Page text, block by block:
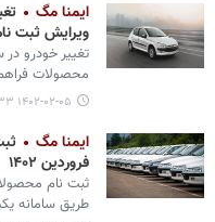
ایمنا مگ
ویرایش ثبت نام
تغییر خودرو در
محصولات
۱۴۰۲-۰۲-۰۵ ۲۲:۳۳
ایمنا مگ
فروردین ۱۴۰۲
ثبت نام
طریق سامانه